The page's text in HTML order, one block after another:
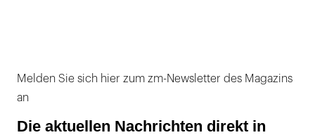
Melden Sie sich hier zum zm-Newsletter des Magazins
an
Die aktuellen Nachrichten direkt in